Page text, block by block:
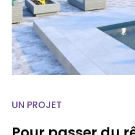
UN PROJET